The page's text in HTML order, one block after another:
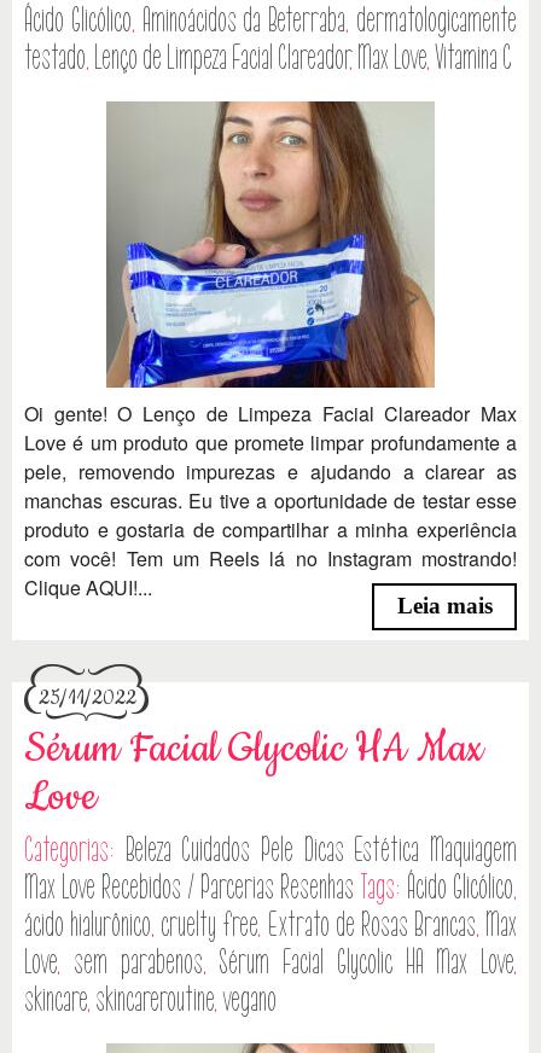
Ácido Glicólico, Aminoácidos da Beterraba, dermatologicamente
testado, Lenço de Limpeza Facial Clareador,Max Love,Vitamina C
Oi gente! O Lenço de Limpeza Facial Clareador Max
Love é um produto que promete limpar profundamente a
pele, removendo impurezas e ajudando a clarear as
manchas escuras. Eu tive a oportunidade de testar esse
produto e gostaria de compartilhar a minha experiência
com você! Tem um Reels lá no Instagram mostrando!
Clique AQUI!...
Leia mais
25/11/2022
Sérum Facial Glycolic HA Max
Love
Categorias: Beleza Cuidados Pele Dicas Estética Maquiagem
Max Love Recebidos / Parcerias Resenhas Tags: Ácido Glicólico,
ácido hialurônico, cruelty free, Extrato de Rosas Brancas, Max
Love, sem parabenos, Sérum Facial Glycolic HA Max Love,
skincare, skincareroutine,vegano